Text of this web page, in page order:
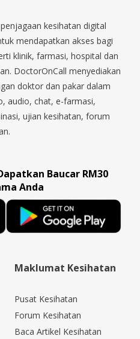
kesihatan digital
mendapatkan akses bagi
klinik, farmasi, hospital dan
DoctorOnCall menyediakan
doktor dan pakar dalam
audio, chat, e-farmasi,
ujian kesihatan, forum
Baucar RM30
Anda
Maklumat Kesihatan
Pusat Kesihatan
Forum Kesihatan
Baca Artikel Kesihatan